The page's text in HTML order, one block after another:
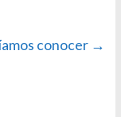
conocer →